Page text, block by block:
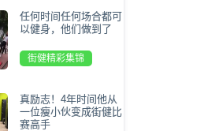
任何时间任何场合都可
以健身，他们做到了
街健精彩集锦
真励志！4年时间他从
一位瘦小伙变成街健比
赛高手